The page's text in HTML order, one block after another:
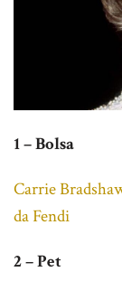
1 – Bolsa
Carrie
da Fendi
2 – Pet